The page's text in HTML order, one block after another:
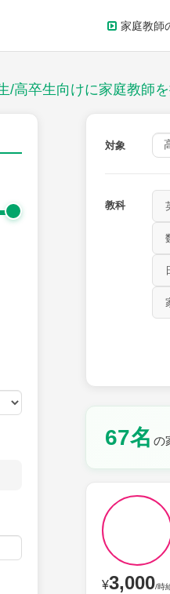
家庭教師
/高卒生向けに家庭教師
対象
教科
67名 の
¥3,000/時